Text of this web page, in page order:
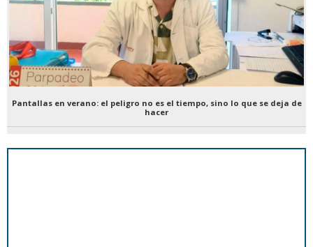
Pantallas en verano: el peligro no es el tiempo, sino lo que se deja de
hacer